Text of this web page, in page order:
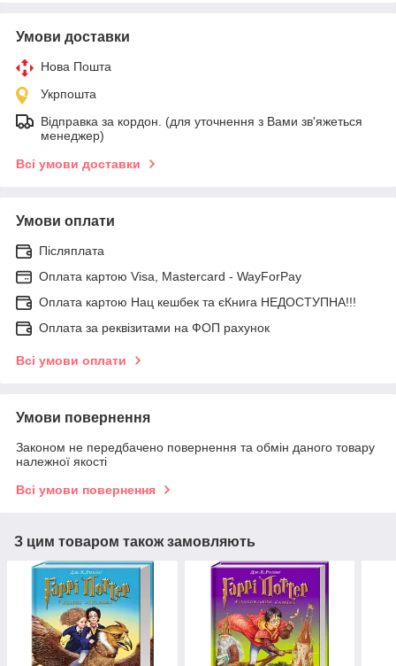
Умови доставки
Нова Пошта
Укрпошта
Відправка за кордон. (для уточнення з Вами зв'яжеться
менеджер)
Всі умови доставки
Умови оплати
Післяплата
Оплата картою Visa, Mastercard - WayForPay
Оплата картою Нац кешбек та єКнига НЕДОСТУПНА!!!
Оплата за реквізитами на ФОП рахунок
Всі умови оплати
Умови повернення
Законом не передбачено повернення та обмін даного товару
належної якості
Всі умови повернення
З цим товаром також замовляють